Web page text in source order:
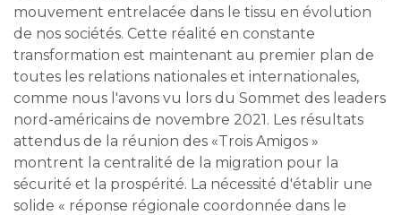
mouvement entrelacée dans le tissu en évolution
de nos sociétés. Cette réalité en constante
transformation est maintenant au premier plan de
toutes les relations nationales et internationales,
comme nous l'avons vu lors du Sommet des leaders
nord-américains de novembre 2021. Les résultats
attendus de la réunion des «Trois Amigos »
montrent la centralité de la migration pour la
sécurité et la prospérité. La nécessité d'établir une
solide « réponse régionale coordonnée dans le